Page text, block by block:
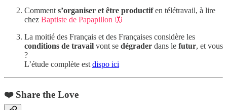
Comment s’organiser et être productifen télétravail, à lire
chez Baptiste de Papapillon 🦋
La moitié des Français et des Françaises considère les
conditions de travail vont se dégrader dans le futur, et vous
?
L’étude complète est dispo ici
❤️ Share the Love